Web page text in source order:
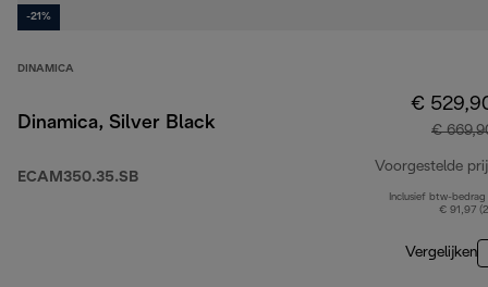
-21%
DINAMICA
Dinamica, Silver Black
ECAM350.35.SB
€
€
Voorgestelde
Inclusief btw-bedrag
€ 91,97
Vergelijken